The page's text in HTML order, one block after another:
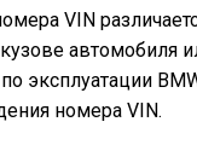
VIN
автомобиля
эксплуатации
номера VIN.